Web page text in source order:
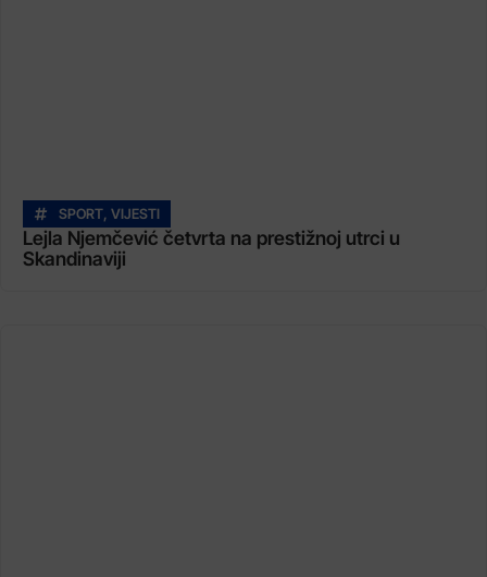
SPORT VIJESTI
Lejla Njemčević četvrta na prestižnoj utrci u
Skandinaviji